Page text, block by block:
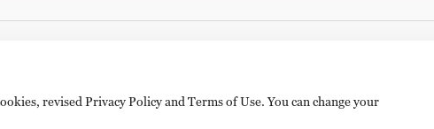
revised Privacy Policy and Terms of Use. You can change your